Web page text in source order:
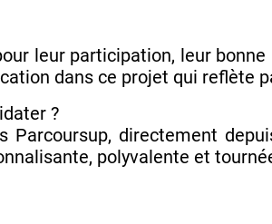
leur participation, leur
dans ce projet qui reflète
?
Parcoursup, directement
polyvalente et